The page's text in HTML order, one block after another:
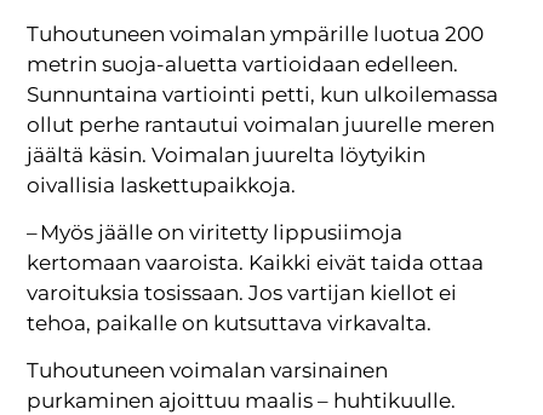
Tuhoutuneen voimalan ympärille luotua 200
metrin suoja-aluetta vartioidaan edelleen.
Sunnuntaina vartiointi petti, kun ulkoilemassa
ollut perhe rantautui voimalan juurelle meren
jäältä käsin. Voimalan juurelta löytyikin
oivallisia laskettupaikkoja.
– Myös jäälle on viritetty lippusiimoja
kertomaan vaaroista. Kaikki eivät taida ottaa
varoituksia tosissaan. Jos vartijan kiellot ei
tehoa, paikalle on kutsuttava virkavalta.
Tuhoutuneen voimalan varsinainen
purkaminen ajoittuu maalis – huhtikuulle.